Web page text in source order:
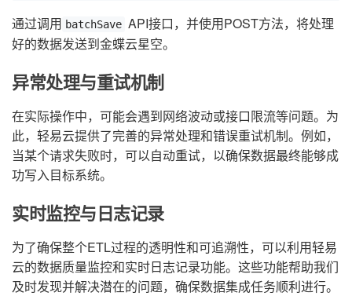
通过调用 batchSave API接口，并使用POST方法，将处理
好的数据发送到金蝶云星空。
异常处理与重试机制
在实际操作中，可能会遇到网络波动或接口限流等问题。为
此，轻易云提供了完善的异常处理和错误重试机制。例如，
当某个请求失败时，可以自动重试，以确保数据最终能够成
功写入目标系统。
实时监控与日志记录
为了确保整个ETL过程的透明性和可追溯性，可以利用轻易
云的数据质量监控和实时日志记录功能。这些功能帮助我们
及时发现并解决潜在的问题，确保数据集成任务顺利进行。